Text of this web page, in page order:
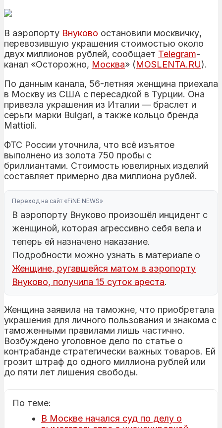
В аэропорту Внуково остановили москвичку,
перевозившую украшения стоимостью около
двух миллионов рублей, сообщает Telegram-
канал «Осторожно, Москва» (MOSLENTA.RU).
По данным канала, 56-летняя женщина приехала
в Москву из США с пересадкой в Турции. Она
привезла украшения из Италии — браслет и
серьги марки Bulgari, а также кольцо бренда
Mattioli.
ФТС России уточнила, что всё изъятое
выполнено из золота 750 пробы с
бриллиантами. Стоимость ювелирных изделий
составляет примерно два миллиона рублей.
Переход на сайт «FiNE NEWS»
В аэропорту Внуково произошёл инцидент с
женщиной, которая агрессивно себя вела и
теперь ей назначено наказание.
Подробности можно узнать в материале о
Женщине, ругавшейся матом в аэропорту
Внуково, получила 15 суток ареста.
Женщина заявила на таможне, что приобретала
украшения для личного пользования и знакома с
таможенными правилами лишь частично.
Возбуждено уголовное дело по статье о
контрабанде стратегически важных товаров. Ей
грозит штраф до одного миллиона рублей или
до пяти лет лишения свободы.
По теме:
В Москве начался суд по делу о